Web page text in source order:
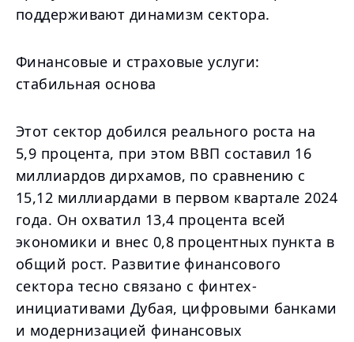
поддерживают динамизм сектора.
Финансовые и страховые услуги:
стабильная основа
Этот сектор добился реального роста на
5,9 процента, при этом ВВП составил 16
миллиардов дирхамов, по сравнению с
15,12 миллиардами в первом квартале 2024
года. Он охватил 13,4 процента всей
экономики и внес 0,8 процентных пункта в
общий рост. Развитие финансового
сектора тесно связано с финтех-
инициативами Дубая, цифровыми банками
и модернизацией финансовых